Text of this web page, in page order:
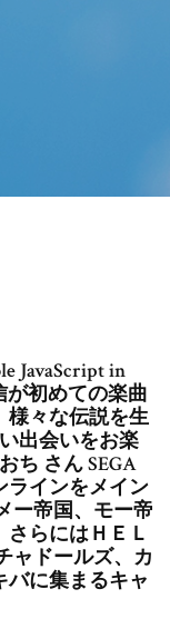
JavaScript in
が初めての楽曲
様々な伝説を生
出会いをお楽
ち さん SEGA
ラインをメイン
ー帝国、モー帝
らにはＨＥＬ
ャドールズ、カ
に集まるキャ